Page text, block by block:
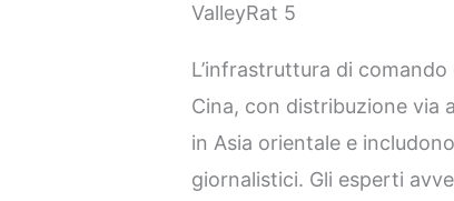
ValleyRat 5
L’infrastruttura di
Cina, con distribuzione via
in Asia orientale e
giornalistici. Gli esperti